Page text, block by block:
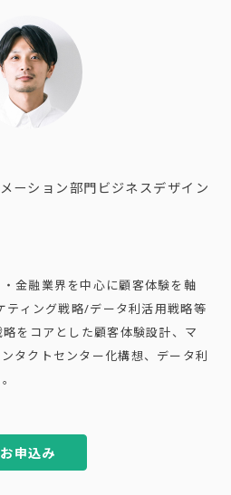
ーション部門ビジネスデザイン
金融業界を中心に顧客体験を軸
ティング戦略/データ利活用戦略等
をコアとした顧客体験設計、マ
タクトセンター化構想、データ利
申込み